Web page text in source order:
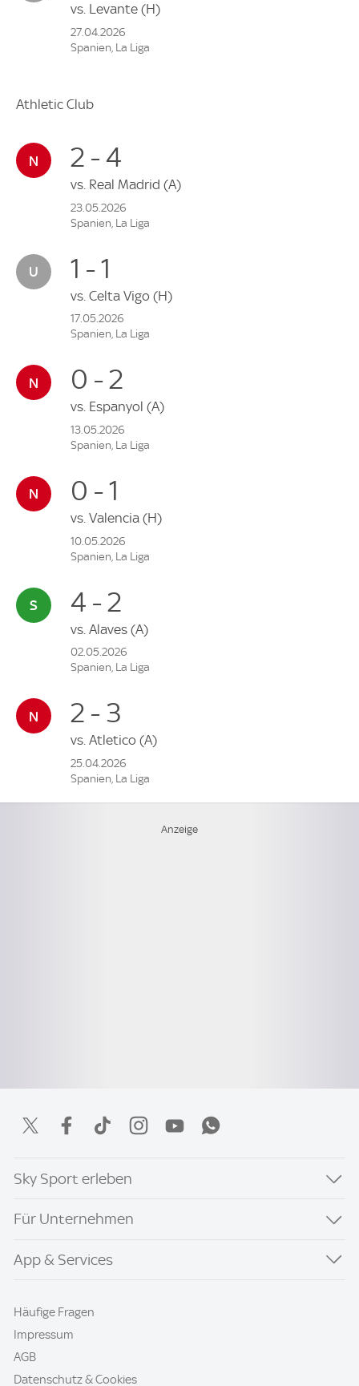
vs. Levante (H)
27.04.2026
Spanien, La Liga
Athletic Club
2 - 4
vs. Real Madrid (A)
23.05.2026
Spanien, La Liga
1 - 1
vs. Celta Vigo (H)
17.05.2026
Spanien, La Liga
0 - 2
vs. Espanyol (A)
13.05.2026
Spanien, La Liga
0 - 1
vs. Valencia (H)
10.05.2026
Spanien, La Liga
4 - 2
vs. Alaves (A)
02.05.2026
Spanien, La Liga
2 - 3
vs. Atletico (A)
25.04.2026
Spanien, La Liga
Sky Sport erleben
Für Unternehmen
App & Services
Häufige Fragen
Impressum
AGB
Datenschutz & Cookies